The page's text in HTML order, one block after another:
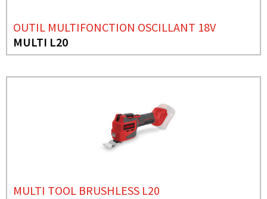
OUTIL MULTIFONCTION OSCILLANT 18V
MULTI L20
MULTI TOOL BRUSHLESS L20